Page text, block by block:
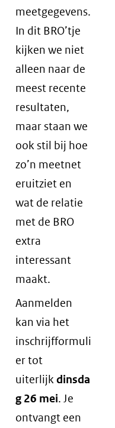
meetgegevens.
In dit BRO’tje
kijken we niet
alleen naar de
meest recente
resultaten,
maar staan we
ook stil bij hoe
zo’n meetnet
eruitziet en
wat de relatie
met de BRO
extra
interessant
maakt.
Aanmelden
kan via het
inschrijfformuli
er tot
uiterlijkdinsda
g 26 mei. Je
ontvangt een